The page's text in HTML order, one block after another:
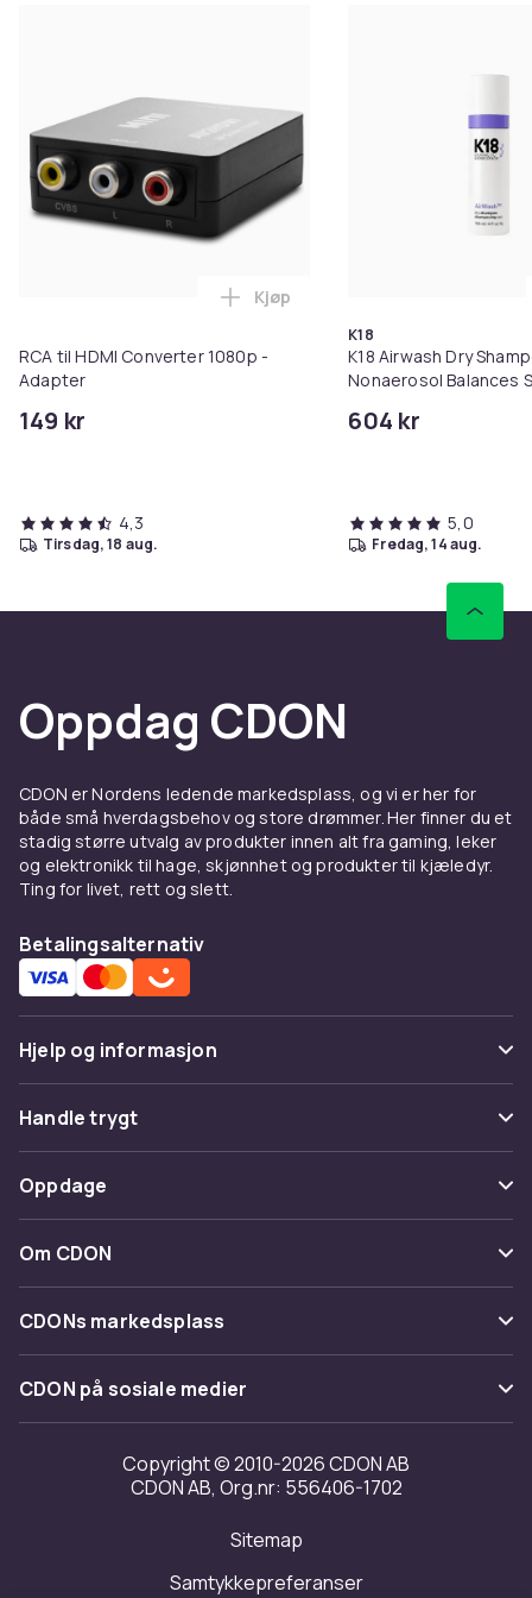
Vekt, gram
590
Artikkel nr.
a2634ae3-afe5-45ff-9fae-22df7b1a07e0
RCA til HDMI Converter 1080p -
Adapter
149 kr
Legg RCA til HDMI Converter
Kjøp
4,3
tirsdag, 18 aug.
K18
K18 Airwash Dry
Nonaerosol Balances
604 kr
5,0
fredag, 14 aug.
Oppdag CDON
CDON er Nordens ledende markedsplass, og vi er her for
både små hverdagsbehov og store drømmer. Her finner du et
stadig større utvalg av produkter innen alt fra gaming, leker
og elektronikk til hage, skjønnhet og produkter til kjæledyr.
Ting for livet, rett og slett.
Betalingsalternativ
Hjelp og informasjon
Vanlige spørsmål
Spor pakke
Angre & returner her
Kontakt oss
Handle trygt
Betaling
Levering
Tilbakekallinger
Oppdage
Kategorier
Varemerker
Om CDON
Om oss
Kundeanmeldelser
Jobbe på CDON
Investor relations
Tilgjengelighet
CDONs markedsplass
Merchant Help Center
CDON på sosiale medier
Copyright © 2010-2026 CDON AB
CDON AB, Org.nr: 556406-1702
Sitemap
Samtykkepreferanser